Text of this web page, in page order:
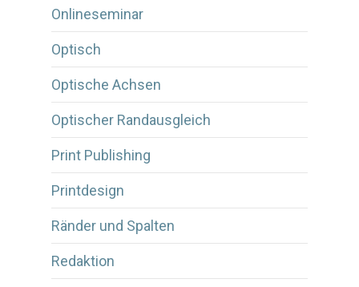
Onlineseminar
Optisch
Optische Achsen
Optischer Randausgleich
Print Publishing
Printdesign
Ränder und Spalten
Redaktion